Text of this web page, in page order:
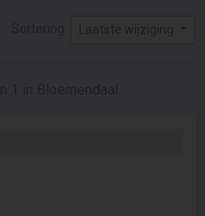
Laatste wijziging